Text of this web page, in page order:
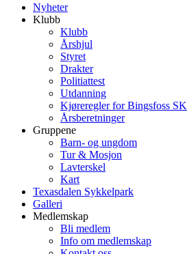
Nyheter
Klubb
Klubb
Årshjul
Styret
Drakter
Politiattest
Utdanning
Kjøreregler for Bingsfoss SK
Årsberetninger
Gruppene
Barn- og ungdom
Tur & Mosjon
Lavterskel
Kart
Texasdalen Sykkelpark
Galleri
Medlemskap
Bli medlem
Info om medlemskap